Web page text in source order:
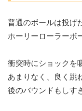
普通のボールは投げ
ホーリーローラーボ
衝突時にショックを
あまりなく、良く跳
後のバウンドもしす